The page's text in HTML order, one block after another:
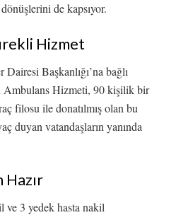
de kapsıyor.
Hizmet
Başkanlığı’na bağlı
Ambulans Hizmeti, 90 kişilik bir
filosu ile donatılmış olan bu
duyan vatandaşların yanında
ve 3 yedek hasta nakil